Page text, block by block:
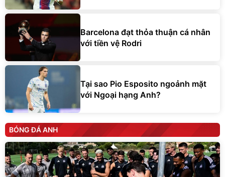
Barcelona đạt thỏa thuận cá nhân
với tiền vệ Rodri
Tại sao Pio Esposito ngoảnh mặt
với Ngoại hạng Anh?
BÓNG ĐÁ ANH